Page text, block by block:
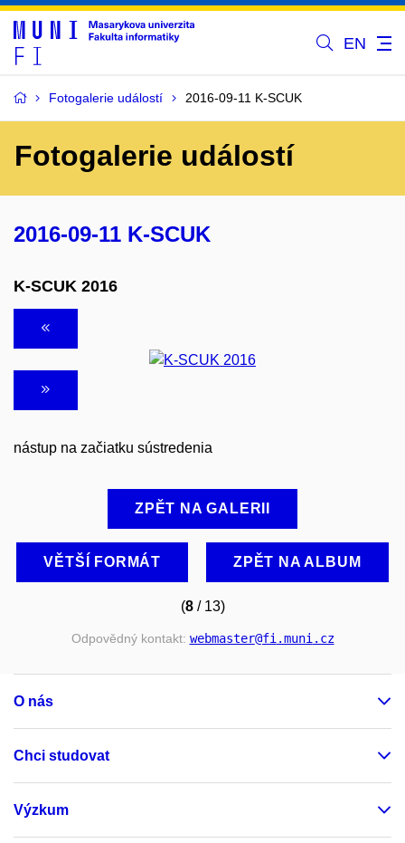
EN
Fotogalerie událostí 2016-09-11 K-SCUK
Fotogalerie událostí
2016-09-11 K-SCUK
K-SCUK 2016
nástup na začiatku sústredenia
ZPĚT NA GALERII
VĚTŠÍ FORMÁT ZPĚT NA ALBUM
(8/ 13)
Odpovědný kontakt: webmaster@fi .muni .cz
O nás
Chci studovat
Výzkum